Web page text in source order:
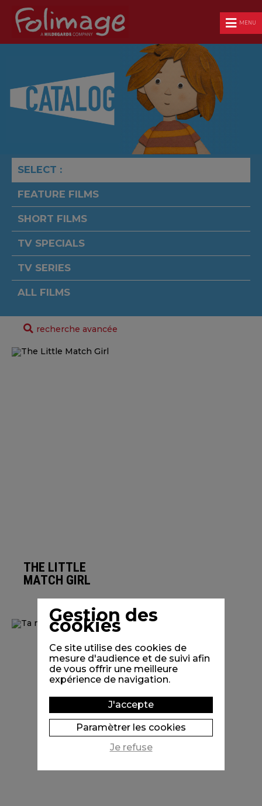
MENU
SELECT :
FEATURE FILMS
SHORT FILMS
TV SPECIALS
TV SERIES
ALL FILMS
recherche avancée
THE LITTLE
MATCH GIRL
Gestion des
cookies
Ce site utilise des cookies de
mesure d'audience et de suivi afin
de vous offrir une meilleure
expérience de navigation.
J'accepte
Paramètrer les cookies
Je refuse